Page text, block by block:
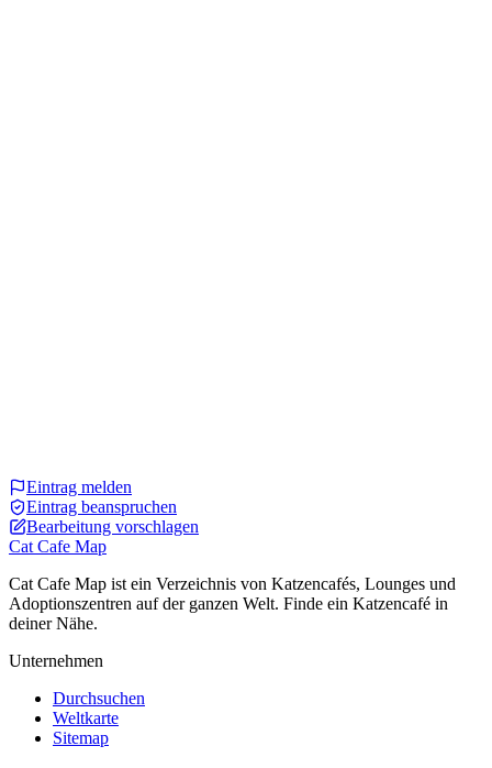
Eintrag melden
Eintrag beanspruchen
Bearbeitung vorschlagen
Cat Cafe Map
Cat Cafe Map ist ein Verzeichnis von Katzencafés, Lounges und
Adoptionszentren auf der ganzen Welt. Finde ein Katzencafé in
deiner Nähe.
Unternehmen
Durchsuchen
Weltkarte
Sitemap